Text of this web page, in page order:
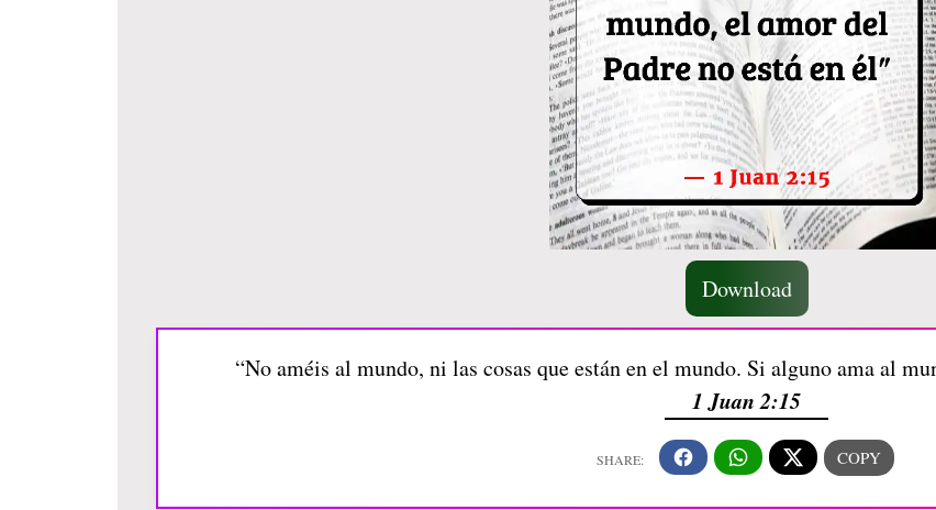
Download
“No améis al mundo, ni las cosas que están en el mundo. Si alguno ama al
1 Juan 2:15